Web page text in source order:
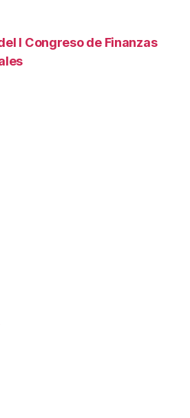
I Congreso de Finanzas